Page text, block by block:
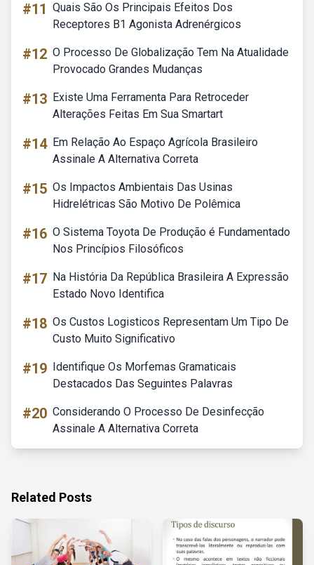
#11 Quais São Os Principais Efeitos Dos
Receptores B1 Agonista Adrenérgicos
#12 O Processo De Globalização Tem Na Atualidade
Provocado Grandes Mudanças
#13 Existe Uma Ferramenta Para Retroceder
Alterações Feitas Em Sua Smartart
#14 Em Relação Ao Espaço Agrícola Brasileiro
Assinale A Alternativa Correta
#15 Os Impactos Ambientais Das Usinas
Hidrelétricas São Motivo De Polêmica
#16 O Sistema Toyota De Produção é Fundamentado
Nos Princípios Filosóficos
#17 Na História Da República Brasileira A Expressão
Estado Novo Identifica
#18 Os Custos Logisticos Representam Um Tipo De
Custo Muito Significativo
#19 Identifique Os Morfemas Gramaticais
Destacados Das Seguintes Palavras
#20 Considerando O Processo De Desinfecção
Assinale A Alternativa Correta
Related Posts